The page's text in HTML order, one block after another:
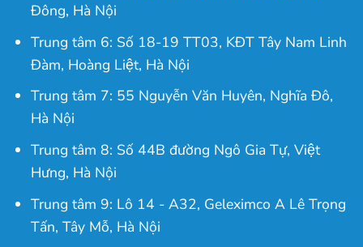
Đông, Hà Nội
Trung tâm 6: Số 18-19 TT03, KĐT Tây Nam Linh
Đàm, Hoàng Liệt, Hà Nội
Trung tâm 7: 55 Nguyễn Văn Huyên, Nghĩa Đô,
Hà Nội
Trung tâm 8: Số 44B đường Ngô Gia Tự, Việt
Hưng, Hà Nội
Trung tâm 9: Lô 14 - A32, Geleximco A Lê Trọng
Tấn, Tây Mỗ, Hà Nội